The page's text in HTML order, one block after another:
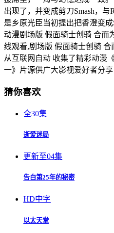
出现了，并变成剪刀Smash，与
是乡原光臣当初提出把香澄变
动漫剧场版 假面骑士创骑 合而
线观看,剧场版 假面骑士创骑
从互联网自动 收集了精彩动漫
一》片源供广大影视爱好者分享
猜你喜欢
全30集
逝爱迷局
更新至04集
告白第25年的秘密
HD中字
以太天堂